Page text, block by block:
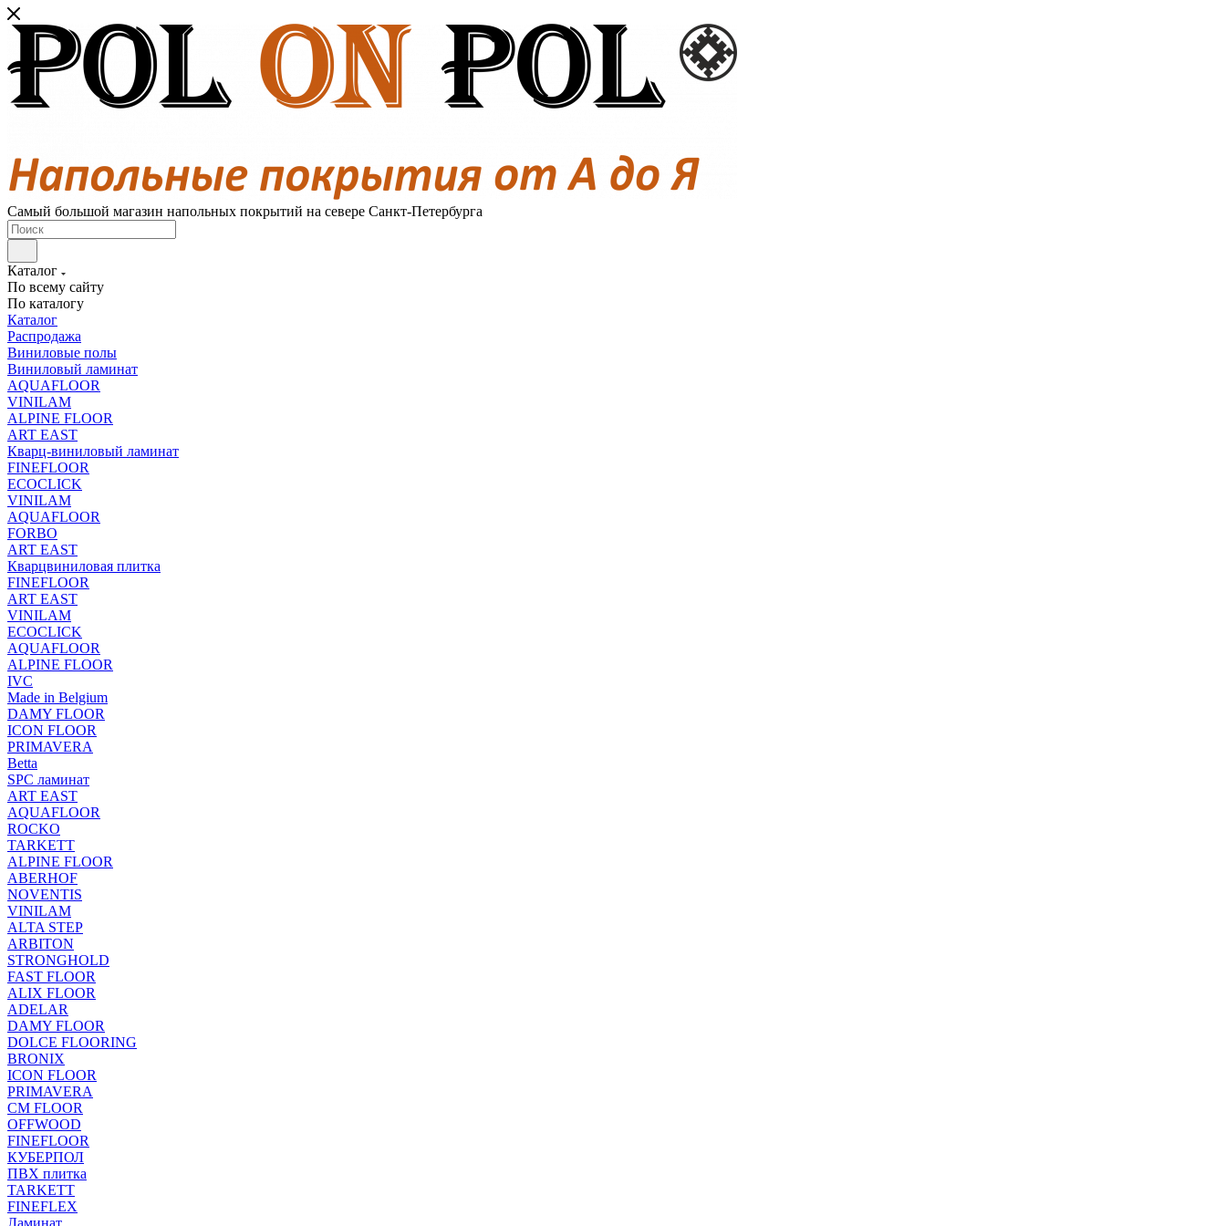
Самый большой магазин напольных покрытий на севере Санкт-Петербурга
Каталог
По всему сайту
По каталогу
Каталог
Распродажа
Виниловые полы
Виниловый ламинат
AQUAFLOOR
VINILAM
ALPINE FLOOR
ART EAST
Кварц-виниловый ламинат
FINEFLOOR
ECOCLICK
VINILAM
AQUAFLOOR
FORBO
ART EAST
Кварцвиниловая плитка
FINEFLOOR
ART EAST
VINILAM
ECOCLICK
AQUAFLOOR
ALPINE FLOOR
IVC
Made in Belgium
DAMY FLOOR
ICON FLOOR
PRIMAVERA
Betta
SPC ламинат
ART EAST
AQUAFLOOR
ROCKO
TARKETT
ALPINE FLOOR
ABERHOF
NOVENTIS
VINILAM
ALTA STEP
ARBITON
STRONGHOLD
FAST FLOOR
ALIX FLOOR
ADELAR
DAMY FLOOR
DOLCE FLOORING
BRONIX
ICON FLOOR
PRIMAVERA
CM FLOOR
OFFWOOD
FINEFLOOR
КУБЕРПОЛ
ПВХ плитка
TARKETT
FINEFLEX
Ламинат